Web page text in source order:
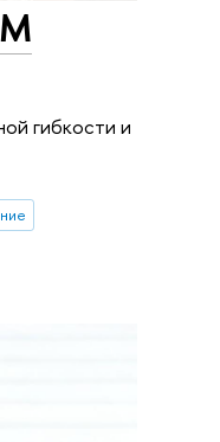
гибкости и